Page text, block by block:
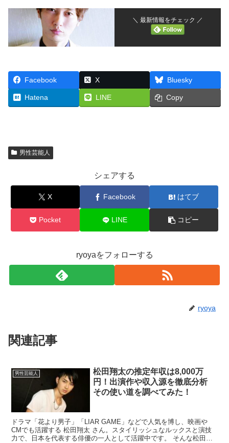
＼ 最新情報をチェック ／
Facebook X Bluesky
Hatena LINE Copy
男性芸能人
シェアする
X Facebook はてブ
Pocket LINE コピー
ryoyaをフォローする
ryoya
関連記事
男性芸能人
松田翔太の推定年収は8,000万
円！出演作や収入源を徹底分析
その使い道を調べてみた！
ドラマ「花より男子」「LIAR GAME」などで人気を博し、映画や
CMでも活躍する 松田翔太 さん。スタイリッシュなルックスと演技
力で、日本を代表する俳優の一人として活躍中です。 そんな松田翔